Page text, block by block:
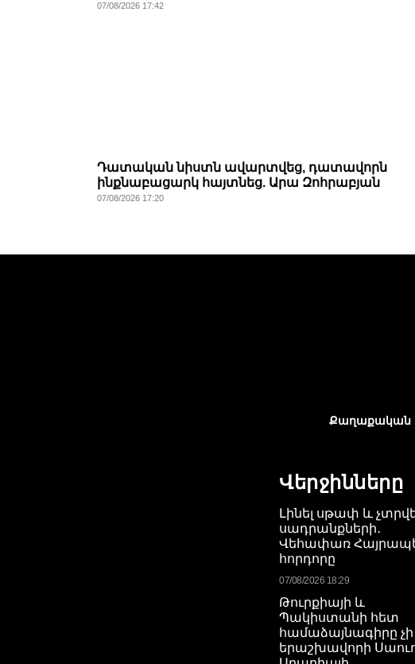
07/08/2026 17:42
Դատական նիստն ավարտվեց, դատավորն
ինքնաբացարկ հայտնեց. Արա Զոհրաբյան
07/08/2026 17:20
Քաղաքական
Վերջինները
Լինել սթափ և
սադրանքների․
Վեհափառ
հորդորը
07/08/2026 18:29
Թուրքիայի և
Պակիստանի հետ
համաձայնագիրը չի
երաշխավորի